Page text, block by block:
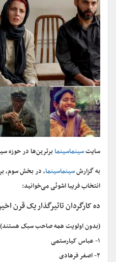
سایتسینماسینمابرترین‌ها در حوزه
به گزارشسینماسینما، در بخش سوم،
انتخاب فریبا اشوئی می‌خوانید:
ده کارگردان تاثیرگذار یک قرن
(بدون اولویت همه صاحب سبک هستند)
۱- عباس کیارستمی
۲- اصغر فرهادی